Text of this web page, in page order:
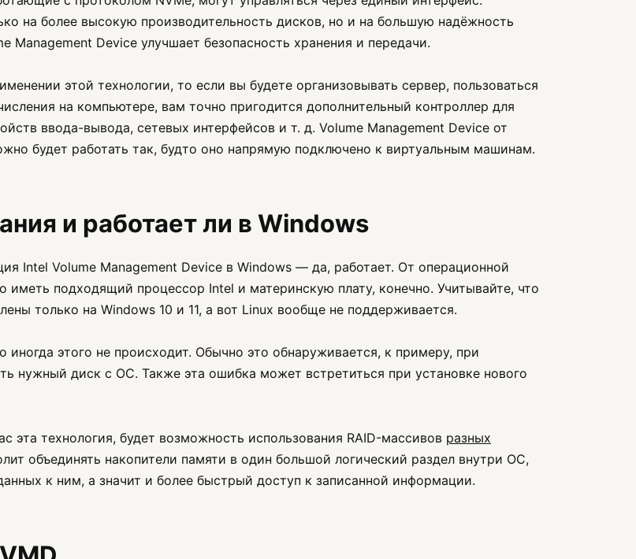
на более высокую производительность дисков, но и на большую надёжность
Management Device улучшает безопасность хранения и передачи.
этой технологии, то если вы будете организовывать сервер, пользоваться
на компьютере, вам точно пригодится дополнительный контроллер для
ввода-вывода, сетевых интерфейсов и т. д. Volume Management Device от
будет работать так, будто оно напрямую подключено к виртуальным машинам.
и работает ли в Windows
Intel Volume Management Device в Windows — да, работает. От операционной
иметь подходящий процессор Intel и материнскую плату, конечно. Учитывайте, что
только на Windows 10 и 11, а вот Linux вообще не поддерживается.
этого не происходит. Обычно это обнаруживается, к примеру, при
нужный диск с ОС. Также эта ошибка может встретиться при установке нового
технология, будет возможность использования RAID-массивов разных
объединять накопители памяти в один большой логический раздел внутри ОС,
к ним, а значит и более быстрый доступ к записанной информации.